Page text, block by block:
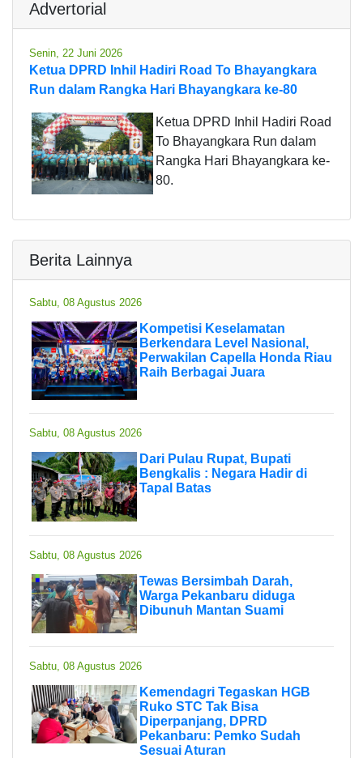
Advertorial
Senin, 22 Juni 2026
Ketua DPRD Inhil Hadiri Road To Bhayangkara
Run dalam Rangka Hari Bhayangkara ke-80
Ketua DPRD Inhil Hadiri Road
To Bhayangkara Run dalam
Rangka Hari Bhayangkara ke-
80.
Berita Lainnya
Sabtu, 08 Agustus 2026
Kompetisi Keselamatan
Berkendara Level Nasional,
Perwakilan Capella Honda Riau
Raih Berbagai Juara
Sabtu, 08 Agustus 2026
Dari Pulau Rupat, Bupati
Bengkalis : Negara Hadir di
Tapal Batas
Sabtu, 08 Agustus 2026
Tewas Bersimbah Darah,
Warga Pekanbaru diduga
Dibunuh Mantan Suami
Sabtu, 08 Agustus 2026
Kemendagri Tegaskan HGB
Ruko STC Tak Bisa
Diperpanjang, DPRD
Pekanbaru: Pemko Sudah
Sesuai Aturan